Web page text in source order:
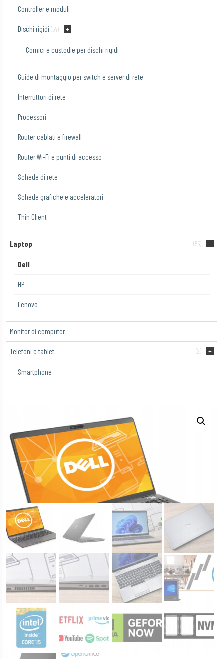
Controller e moduli
Dischi rigidi (54)
Cornici e custodie per dischi rigidi
Guide di montaggio per switch e server di rete
Interruttori di rete
Processori
Router cablati e firewall
Router Wi-Fi e punti di accesso
Schede di rete
Schede grafiche e acceleratori
Thin Client
Laptop (55)
Dell
HP
Lenovo
Monitor di computer
Telefoni e tablet (2)
Smartphone